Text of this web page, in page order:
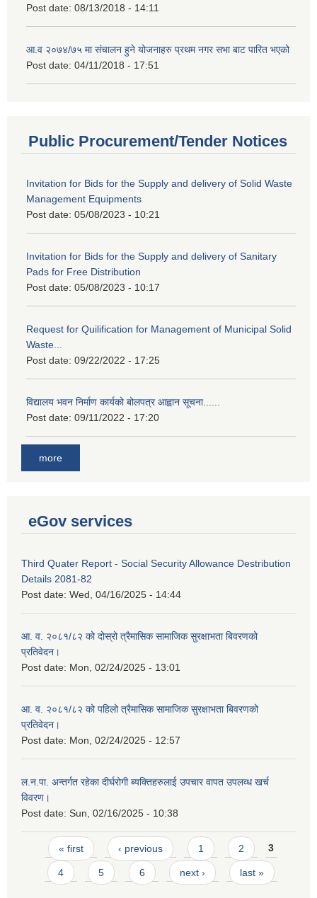
Post date: 08/13/2018 - 14:11
आ.व २०७४/७५ मा संचालन हुने योजनाहरु प्रथम नगर सभा बाट पारित भएको
Post date: 04/11/2018 - 17:51
Public Procurement/Tender Notices
Invitation for Bids for the Supply and delivery of Solid Waste
Management Equipments
Post date: 05/08/2023 - 10:21
Invitation for Bids for the Supply and delivery of Sanitary
Pads for Free Distribution
Post date: 05/08/2023 - 10:17
Request for Quilification for Management of Municipal Solid
Waste...
Post date: 09/22/2022 - 17:25
विद्यालय भवन निर्माण कार्यको बोलपत्र आह्वान सूचना......
Post date: 09/11/2022 - 17:20
more
eGov services
Third Quater Report - Social Security Allowance Destribution
Details 2081-82
Post date: Wed, 04/16/2025 - 14:44
आ. व. २०८१/८२ को दोस्रो त्रैमासिक सामाजिक सुरक्षाभता बिवरणको
प्रतिवेदन।
Post date: Mon, 02/24/2025 - 13:01
आ. व. २०८१/८२ को पहिलो त्रैमासिक सामाजिक सुरक्षाभता बिवरणको
प्रतिवेदन।
Post date: Mon, 02/24/2025 - 12:57
ल.न.पा. अन्तर्गत रहेका दीर्घरोगी ब्यक्तिहरुलाई उपचार वापत उपलव्ध खर्च
विवरण।
Post date: Sun, 02/16/2025 - 10:38
Pages
« first ‹ previous 1 2 3
4 5 6 next › last »